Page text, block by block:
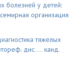
болезней у детей:
организация
тяжелых
дис. … канд.